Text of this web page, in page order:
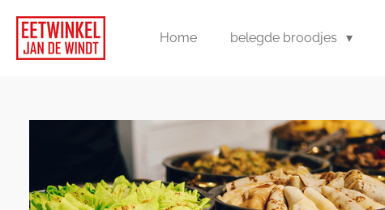
Ga
direct
naar
Home belegde broodjes